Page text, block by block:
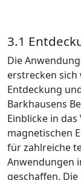
3.1
Die
erstrecken
Entdeckung
Barkhausens
Einblicke in
magnetischen
für zahlreiche
Anwendungen
geschaffen.